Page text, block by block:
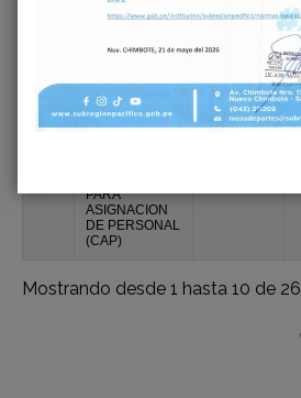
DEL RIS
18
REGLAMENTO
INTERNO DE
SERVIDORES
08/08/2024
PARA
ASIGNACION
DE PERSONAL
(CAP)
Mostrando desde 1 hasta 10 de